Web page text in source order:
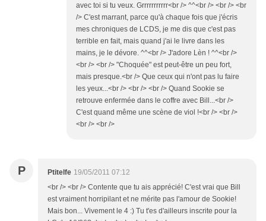
avec toi si tu veux. Grrrrrrrrrrr<br /> ^^<br /> <br /> <br
/> C'est marrant, parce qu'à chaque fois que j'écris
mes chroniques de LCDS, je me dis que c'est pas
terrible en fait, mais quand j'ai le livre dans les
mains, je le dévore. ^^<br /> J'adore Lèn ! ^^<br />
<br /> <br /> "Choquée" est peut-être un peu fort,
mais presque.<br /> Que ceux qui n'ont pas lu faire
les yeux...<br /> <br /> <br /> Quand Sookie se
retrouve enfermée dans le coffre avec Bill...<br />
C'est quand même une scène de viol !<br /> <br />
<br /> <br />
P Ptitelfe 19/05/2011 07:12
<br /> <br /> Contente que tu ais apprécié! C'est vrai que Bill
est vraiment horripilant et ne mérite pas l'amour de Sookie!
Mais bon... Vivement le 4 :) Tu t'es d'ailleurs inscrite pour la